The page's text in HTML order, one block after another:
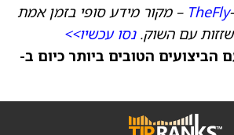
TheFly – מקור מידע סופי בזמן אמת
שזזות עם השוק.נסו עכשיו>>
הביצועים הטובים ביותר כיום ב-